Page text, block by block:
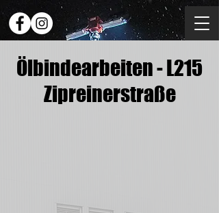
Ölbindearbeiten - L215
Zipreinerstraße